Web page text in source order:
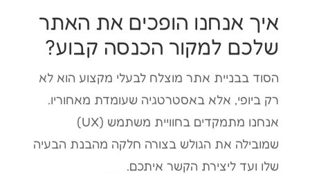
איך אנחנו הופכים את האתר
שלכם למקור הכנסה קבוע?
הסוד בבניית אתר מוצלח לבעלי מקצוע הוא לא
רק ביופי, אלא באסטרטגיה שעומדת מאחוריו.
אנחנו מתמקדים בחוויית משתמש (UX)
שמובילה את הגולש בצורה חלקה מהבנת הבעיה
שלו ועד ליצירת הקשר איתכם.